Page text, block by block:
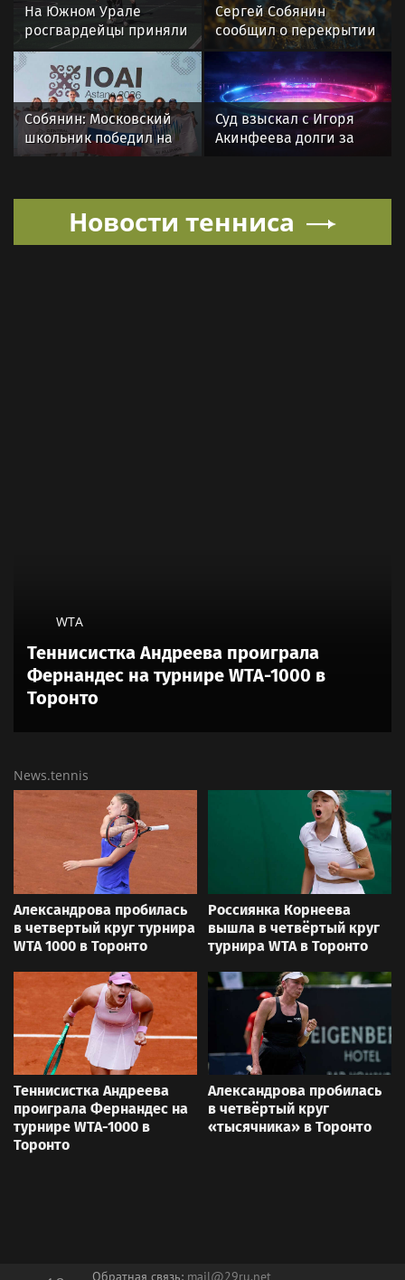
На Южном Урале
росгвардейцы приняли
участие в спортивных
состязаниях,
приуроченных ко Дню
физкультурника
Сергей Собянин
сообщил о перекрытии
дорог в Москве 8 и 9
августа
Собянин: Московский
школьник победил на
олимпиаде по
интеллекту
Суд взыскал с Игоря
Акинфеева долги за
Новости тенниса
WTA
Теннисистка Андреева проиграла
Фернандес на турнире WTA-1000 в
Торонто
News.tennis
Александрова пробилась
в четвертый круг турнира
WTA 1000 в Торонто
Россиянка Корнеева
вышла в четвёртый круг
турнира WTA в Торонто
Теннисистка Андреева
проиграла Фернандес на
турнире WTA-1000 в
Торонто
Александрова пробилась
в четвёртый круг
«тысячника» в Торонто
Обратная связь: mail@29ru.net